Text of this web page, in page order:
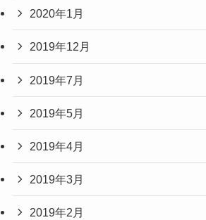
2020年1月
2019年12月
2019年7月
2019年5月
2019年4月
2019年3月
2019年2月